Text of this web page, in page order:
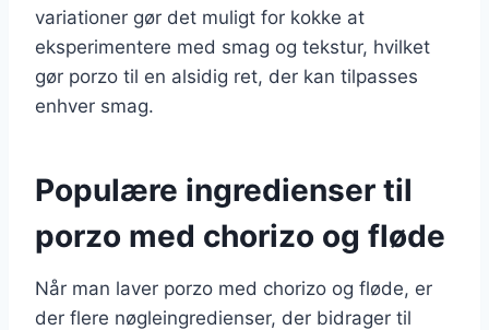
variationer gør det muligt for kokke at
eksperimentere med smag og tekstur, hvilket
gør porzo til en alsidig ret, der kan tilpasses
enhver smag.
Populære ingredienser til
porzo med chorizo og fløde
Når man laver porzo med chorizo og fløde, er
der flere nøgleingredienser, der bidrager til